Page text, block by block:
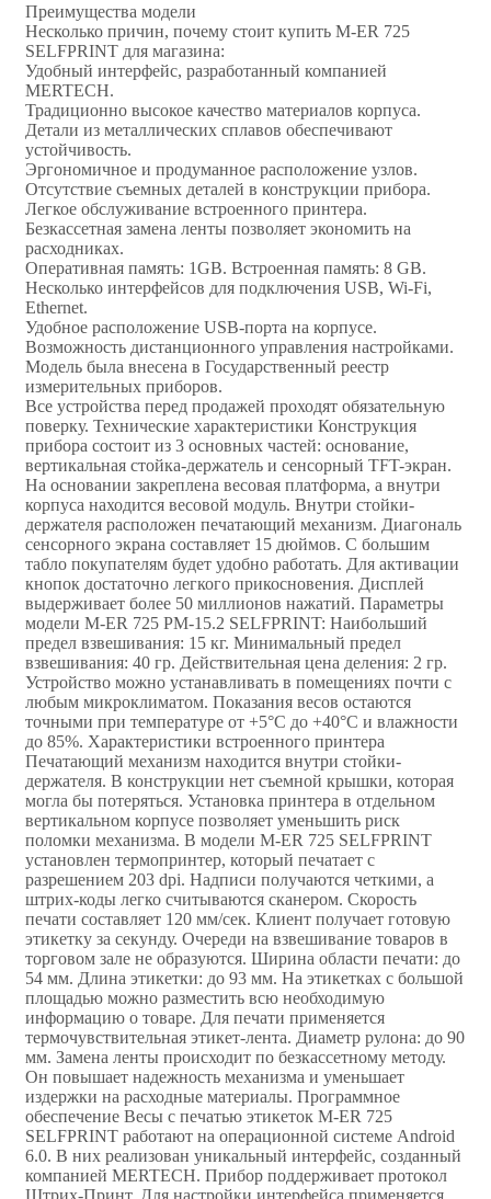
Преимущества модели
Несколько причин, почему стоит купить M-ER 725
SELFPRINT для магазина:
Удобный интерфейс, разработанный компанией
MERTECH.
Традиционно высокое качество материалов корпуса.
Детали из металлических сплавов обеспечивают
устойчивость.
Эргономичное и продуманное расположение узлов.
Отсутствие съемных деталей в конструкции прибора.
Легкое обслуживание встроенного принтера.
Безкассетная замена ленты позволяет экономить на
расходниках.
Оперативная память: 1GB. Встроенная память: 8 GB.
Несколько интерфейсов для подключения USB, Wi-Fi,
Ethernet.
Удобное расположение USB-порта на корпусе.
Возможность дистанционного управления настройками.
Модель была внесена в Государственный реестр
измерительных приборов.
Все устройства перед продажей проходят обязательную
поверку. Технические характеристики Конструкция
прибора состоит из 3 основных частей: основание,
вертикальная стойка-держатель и сенсорный TFT-экран.
На основании закреплена весовая платформа, а внутри
корпуса находится весовой модуль. Внутри стойки-
держателя расположен печатающий механизм. Диагональ
сенсорного экрана составляет 15 дюймов. С большим
табло покупателям будет удобно работать. Для активации
кнопок достаточно легкого прикосновения. Дисплей
выдерживает более 50 миллионов нажатий. Параметры
модели M-ER 725 PM-15.2 SELFPRINT: Наибольший
предел взвешивания: 15 кг. Минимальный предел
взвешивания: 40 гр. Действительная цена деления: 2 гр.
Устройство можно устанавливать в помещениях почти с
любым микроклиматом. Показания весов остаются
точными при температуре от +5°С до +40°С и влажности
до 85%. Характеристики встроенного принтера
Печатающий механизм находится внутри стойки-
держателя. В конструкции нет съемной крышки, которая
могла бы потеряться. Установка принтера в отдельном
вертикальном корпусе позволяет уменьшить риск
поломки механизма. В модели M-ER 725 SELFPRINT
установлен термопринтер, который печатает с
разрешением 203 dpi. Надписи получаются четкими, а
штрих-коды легко считываются сканером. Скорость
печати составляет 120 мм/сек. Клиент получает готовую
этикетку за секунду. Очереди на взвешивание товаров в
торговом зале не образуются. Ширина области печати: до
54 мм. Длина этикетки: до 93 мм. На этикетках с большой
площадью можно разместить всю необходимую
информацию о товаре. Для печати применяется
термочувствительная этикет-лента. Диаметр рулона: до 90
мм. Замена ленты происходит по безкассетному методу.
Он повышает надежность механизма и уменьшает
издержки на расходные материалы. Программное
обеспечение Весы с печатью этикеток M-ER 725
SELFPRINT работают на операционной системе Android
6.0. В них реализован уникальный интерфейс, созданный
компанией MERTECH. Прибор поддерживает протокол
Штрих-Принт. Для настройки интерфейса применяется